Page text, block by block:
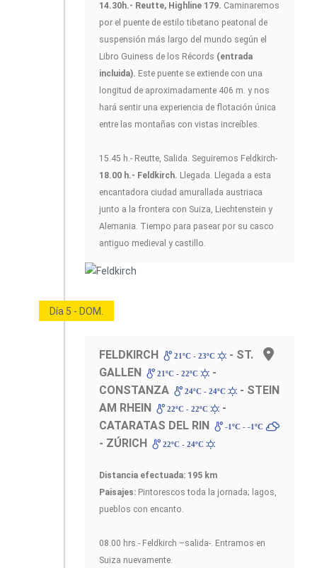
14.30h.- Reutte, Highline 179. Caminaremos
por el puente de estilo tibetano peatonal de
suspensión más largo del mundo según el
Libro Guiness de los Récords (entrada
incluida). Este puente se extiende con una
longitud de aproximadamente 406 m. y nos
hará sentir una experiencia de flotación única
entre las montañas con vistas increíbles.
15.45 h.- Reutte, Salida. Seguiremos Feldkirch-
18.00 h.- Feldkirch. Llegada. Llegada a esta
encantadora ciudad amurallada austriaca
junto a la frontera con Suiza, Liechtenstein y
Alemania. Tiempo para pasear por su casco
antiguo medieval y castillo.
Día 5 - DOM.
FELDKIRCH 21ºC - 23ºC
- ST.
GALLEN
21ºC - 22ºC
-
CONSTANZA
24ºC - 24ºC
- STEIN
AM RHEIN
22ºC - 22ºC
-
CATARATAS DEL RIN
-1ºC - -1ºC
- ZÚRICH 22ºC - 24ºC
Distancia efectuada: 195 km
Paisajes: Pintorescos toda la jornada; lagos,
pueblos con encanto.
08.00 hrs.- Feldkirch –salida-. Entramos en
Suiza nuevamente.